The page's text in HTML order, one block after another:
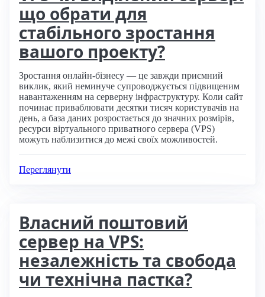
що обрати для
стабільного зростання
вашого проекту?
Зростання онлайн-бізнесу — це завжди приємний
виклик, який неминуче супроводжується підвищеним
навантаженням на серверну інфраструктуру. Коли сайт
починає приваблювати десятки тисяч користувачів на
день, а база даних розростається до значних розмірів,
ресурси віртуального приватного сервера (VPS)
можуть наблизитися до межі своїх можливостей.
Переглянути
Власний поштовий
сервер на VPS:
незалежність та свобода
чи технічна пастка?